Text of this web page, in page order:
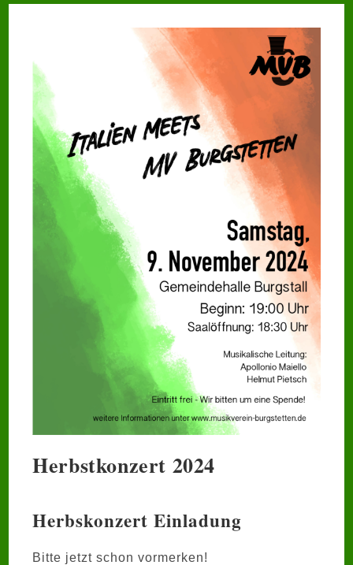
Herbstkonzert 2024
Herbskonzert Einladung
Bitte jetzt schon vormerken!